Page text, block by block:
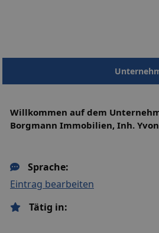
Willkommen auf dem
Borgmann Immobilien, Inh.
Sprache:
Eintrag bearbeiten
Tätig in: